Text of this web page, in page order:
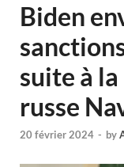
Biden
suite à
russe
20 février 2024 - by